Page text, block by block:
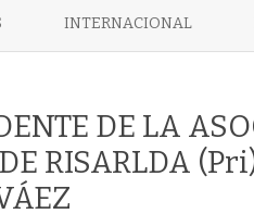
INTERNACIONAL
DE LA
RISARLDA